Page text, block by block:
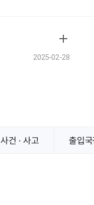
2025-02-28
사건 · 사고 출입